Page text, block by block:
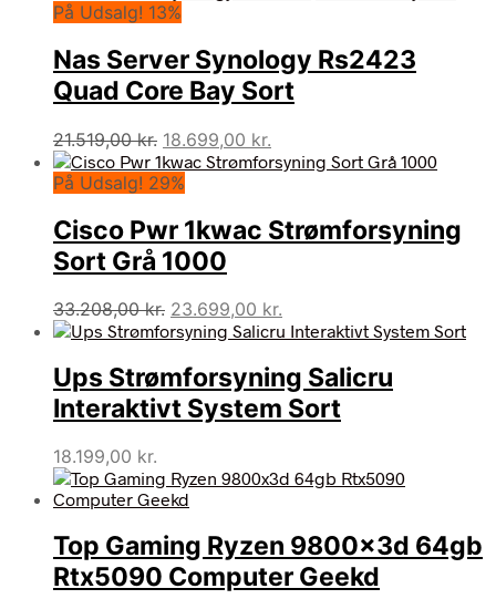
På Udsalg! 13%
Nas Server Synology Rs2423
Quad Core Bay Sort
21.519,00kr. Den
oprindelige
pris
21.519,00 kr..
18.699,00 kr.
aktuelle
18.699,00 kr..
På Udsalg! 29%
Cisco Pwr 1kwac Strømforsyning
Sort Grå 1000
33.208,00kr. Den
oprindelige
var:
33.208,00 kr..
23.699,00 kr.
aktuelle
er:
23.699,00 kr..
Ups Strømforsyning Salicru
Interaktivt System Sort
18.199,00 kr.
Top Gaming Ryzen 9800x3d 64gb
Rtx5090 Computer Geekd